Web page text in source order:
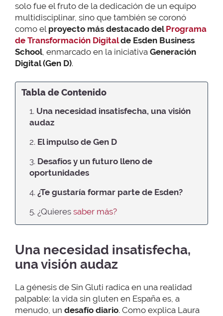
solo fue el fruto de la dedicación de un equipo
multidisciplinar, sino que también se coronó
como el proyecto más destacado delPrograma
de Transformación Digitalde Esden Business
School, enmarcado en la iniciativa Generación
Digital (Gen D).
Tabla de Contenido
1. Una necesidad insatisfecha, una visión
audaz
2. El impulso de Gen D
3. Desafíos y un futuro lleno de
oportunidades
4. ¿Te gustaría formar parte de Esden?
5. ¿Quieres saber más?
Una necesidad insatisfecha,
una visión audaz
La génesis de Sin Gluti radica en una realidad
palpable: la vida sin gluten en España es, a
menudo, un desafío diario. Como explica Laura